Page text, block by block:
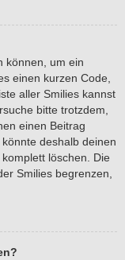
können, um ein
einen kurzen Code,
aller Smilies kannst
bitte trotzdem,
einen Beitrag
deshalb deinen
löschen. Die
Smilies begrenzen,